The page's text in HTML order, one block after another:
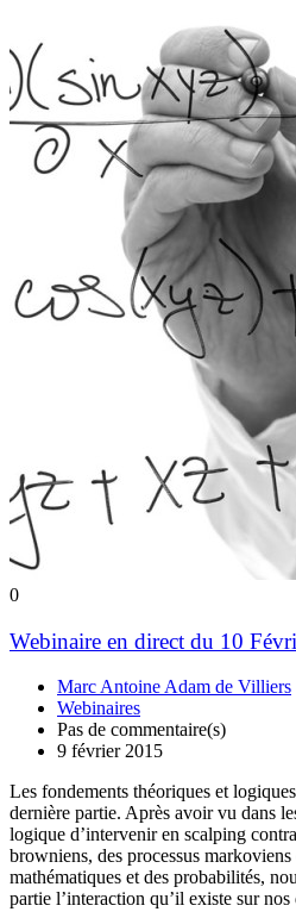
0
Webinaire en direct du 10
Marc Antoine Adam de Villiers
Webinaires
Pas de commentaire(s)
9 février 2015
Les fondements théoriques et
dernière partie. Après avoir vu dans
logique d’intervenir en scalping
browniens, des processus
mathématiques et des probabilités,
partie l’interaction qu’il existe sur